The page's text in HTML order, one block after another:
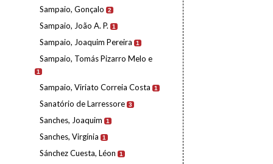
Sampaio, Gonçalo 2
Sampaio, João A. P. 1
Sampaio, Joaquim Pereira 1
Sampaio, Tomás Pizarro Melo e
1
Sampaio, Viriato Correia Costa 1
Sanatório de Larressore 3
Sanches, Joaquim 1
Sanches, Virgínia 1
Sánchez Cuesta, Léon 1